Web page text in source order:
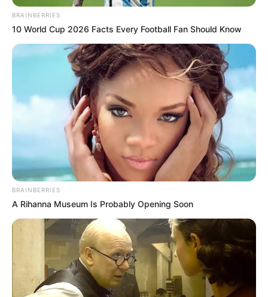
BRAINBERRIES
10 World Cup 2026 Facts Every Football Fan Should Know
BRAINBERRIES
A Rihanna Museum Is Probably Opening Soon